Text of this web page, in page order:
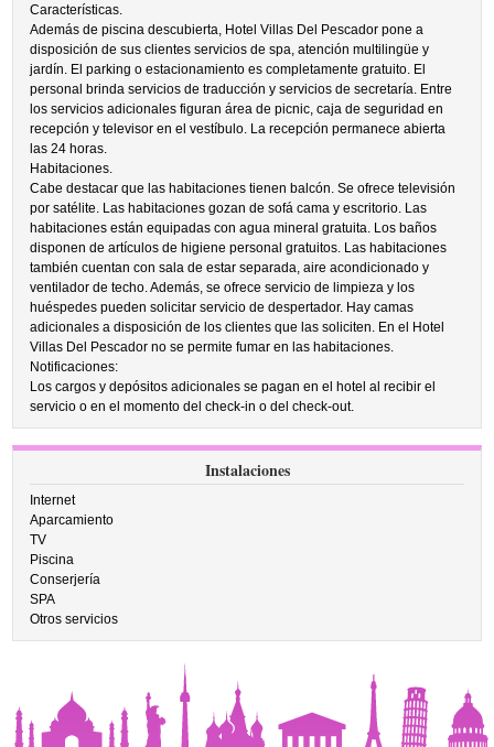
Características.
Además de piscina descubierta, Hotel Villas Del Pescador pone a
disposición de sus clientes servicios de spa, atención multilingüe y
jardín. El parking o estacionamiento es completamente gratuito. El
personal brinda servicios de traducción y servicios de secretaría. Entre
los servicios adicionales figuran área de picnic, caja de seguridad en
recepción y televisor en el vestíbulo. La recepción permanece abierta
las 24 horas.
Habitaciones.
Cabe destacar que las habitaciones tienen balcón. Se ofrece televisión
por satélite. Las habitaciones gozan de sofá cama y escritorio. Las
habitaciones están equipadas con agua mineral gratuita. Los baños
disponen de artículos de higiene personal gratuitos. Las habitaciones
también cuentan con sala de estar separada, aire acondicionado y
ventilador de techo. Además, se ofrece servicio de limpieza y los
huéspedes pueden solicitar servicio de despertador. Hay camas
adicionales a disposición de los clientes que las soliciten. En el Hotel
Villas Del Pescador no se permite fumar en las habitaciones.
Notificaciones:
Los cargos y depósitos adicionales se pagan en el hotel al recibir el
servicio o en el momento del check-in o del check-out.
Instalaciones
Internet
Aparcamiento
TV
Piscina
Conserjería
SPA
Otros servicios